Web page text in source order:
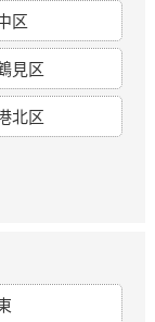
区
見区
北区